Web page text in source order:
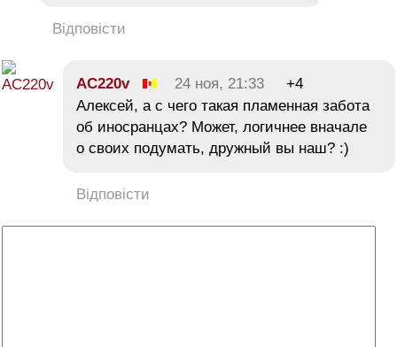
Відповісти
AC220v 24 ноя, 21:33
+4
Алексей, а с чего такая пламенная забота
об иносранцах? Может, логичнее вначале
о своих подумать, дружный вы наш? :)
Відповісти